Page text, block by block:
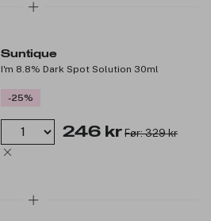
Suntique
I'm 8.8% Dark Spot Solution 30ml
-25%
246 kr Før: 329 kr